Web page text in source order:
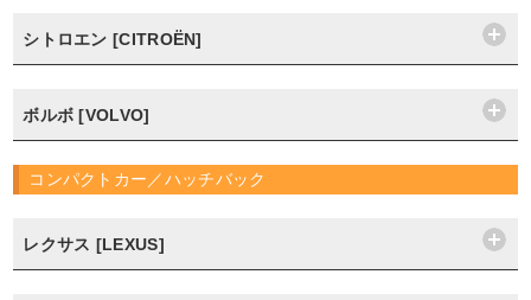
シトロエン [CITROËN]
ボルボ [VOLVO]
コンパクトカー／ハッチバック
レクサス [LEXUS]